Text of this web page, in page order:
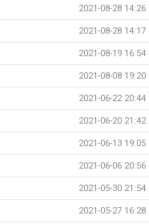
2021-08-28 14:26
2021-08-28 14:17
2021-08-19 16:54
2021-08-08 19:20
2021-06-22 20:44
2021-06-20 21:42
2021-06-13 19:05
2021-06-06 20:56
2021-05-30 21:54
2021-05-27 16:28